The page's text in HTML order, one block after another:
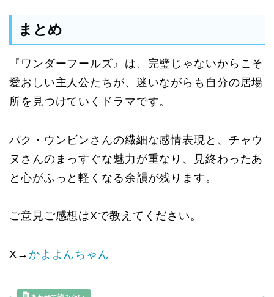
まとめ
『ワンダーフールズ』は、完璧じゃないからこそ
愛おしい主人公たちが、迷いながらも自分の居場
所を見つけていくドラマです。
パク・ウンビンさんの繊細な感情表現と、チャウ
ヌさんのまっすぐな魅力が重なり、見終わったあ
と心がふっと軽くなる余韻が残ります。
ご意見ご感想はXで教えてください。
X→ かよよんちゃん